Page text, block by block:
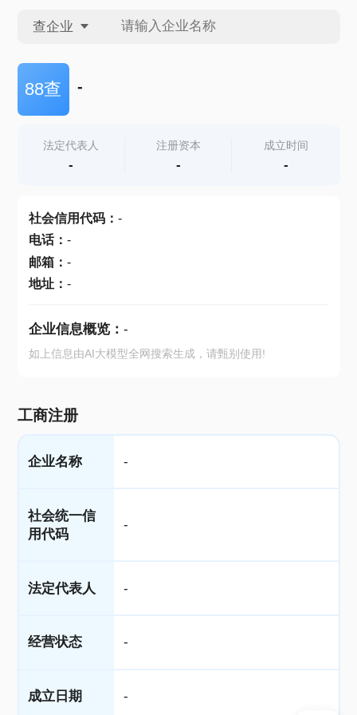
查企业
查企业
查产地
88查 -
法定代表人
-
注册资本
-
成立时间
-
社会信用代码： -
电话： -
邮箱： -
地址： -
企业信息概览： -
如上信息由AI大模型全网搜索生成，请甄别使用!
工商注册
企业名称 -
社会统一信
用代码
-
法定代表人 -
经营状态 -
成立日期 -